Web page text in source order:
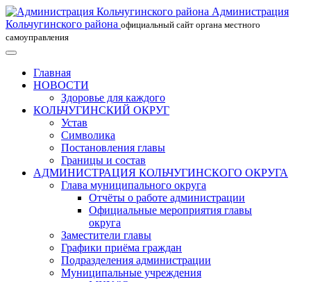
Администрация
Кольчугинского района официальный сайт органа местного
самоуправления
Главная
НОВОСТИ
Здоровье для каждого
КОЛЬЧУГИНСКИЙ ОКРУГ
Устав
Символика
Постановления главы
Границы и состав
АДМИНИСТРАЦИЯ КОЛЬЧУГИНСКОГО ОКРУГА
Глава муниципального округа
Отчёты о работе администрации
Официальные мероприятия главы
округа
Заместители главы
Графики приёма граждан
Подразделения администрации
Муниципальные учреждения